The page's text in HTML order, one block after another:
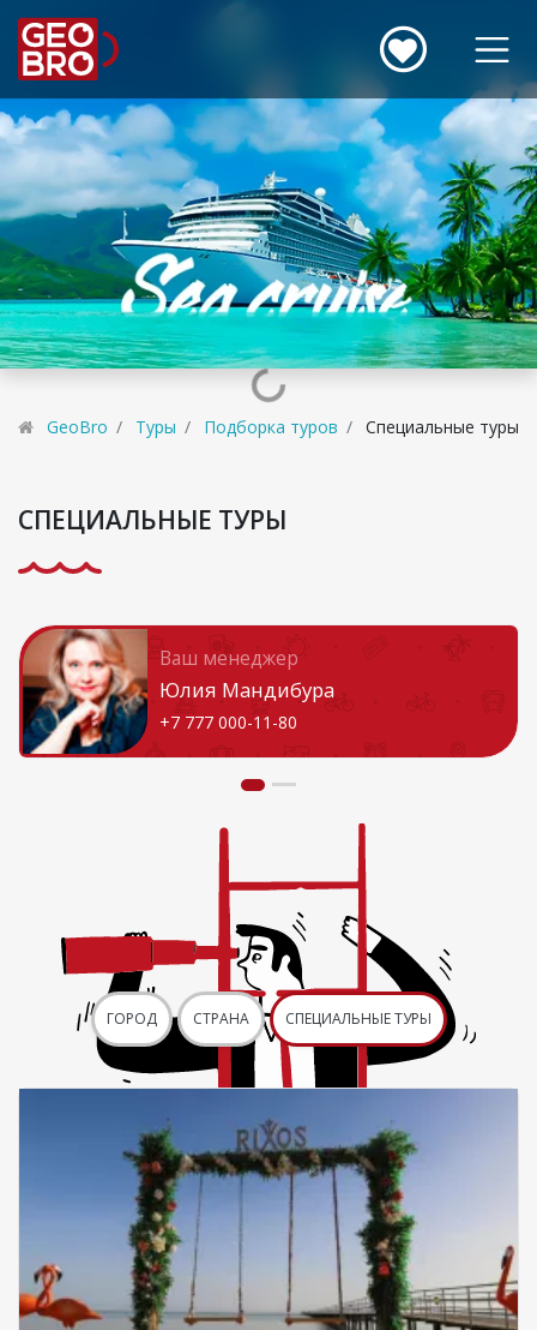
GeoBro Туры Подборка туров Специальные туры
СПЕЦИАЛЬНЫЕ ТУРЫ
Ваш менеджер
Юлия Мандибура
+7 777 000-11-80
ГОРОД СТРАНА СПЕЦИАЛЬНЫЕ ТУРЫ